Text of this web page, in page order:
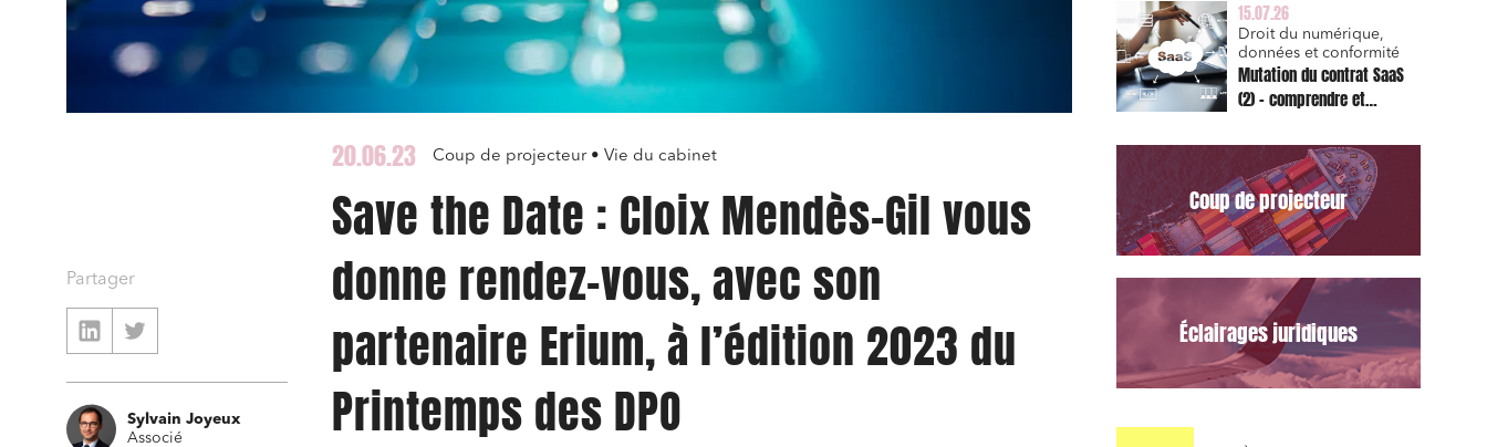
20.06.23 Coup de projecteur • Vie du cabinet
Save the Date : Cloix Mendès-Gil vous
donne rendez-vous, avec son
partenaire Erium, à l’édition 2023 du
Printemps des DPO
Partager
Sylvain Joyeux
Associé
est d’abord un sujet de
risque juridique
15.07.26
Droit du numérique,
données et conformité
Mutation du contrat SaaS
(2) – comprendre et
types de la Commission
pour le Data Act
Coup de projecteur
Éclairages juridiques